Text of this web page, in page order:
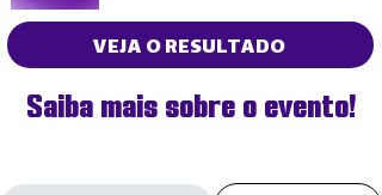
VEJA O RESULTADO
Saiba mais sobre o evento!